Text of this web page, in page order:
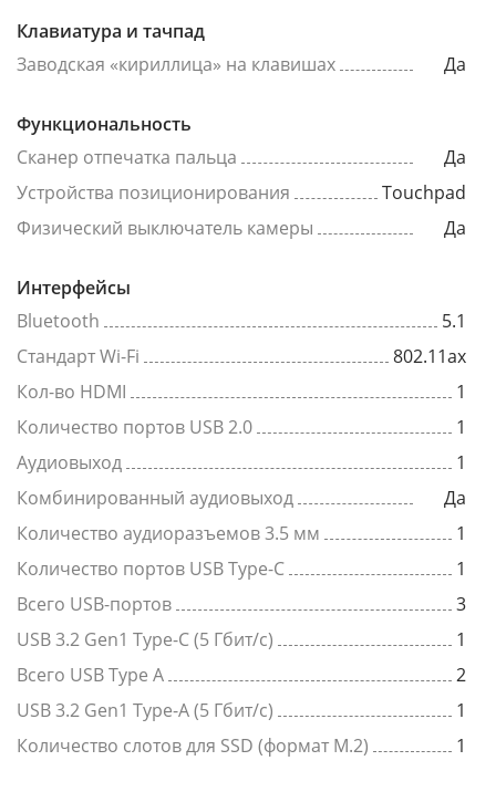
Клавиатура и тачпад
Заводская «кириллица» на клавишах
Да
Функциональность
Сканер отпечатка пальца
Да
Устройства позиционирования
Touchpad
Физический выключатель камеры
Да
Интерфейсы
Bluetooth
5.1
Стандарт Wi-Fi
802.11ах
Кол-во HDMI
1
Количество портов USB 2.0
1
Аудиовыход
1
Комбинированный аудиовыход
Да
Количество аудиоразъемов 3.5 мм
1
Количество портов USB Type-C
1
Всего USB-портов
3
USB 3.2 Gen1 Type-C (5 Гбит/с)
1
Всего USB Type A
2
USB 3.2 Gen1 Type-A (5 Гбит/с)
1
Количество слотов для SSD (формат M.2)
1